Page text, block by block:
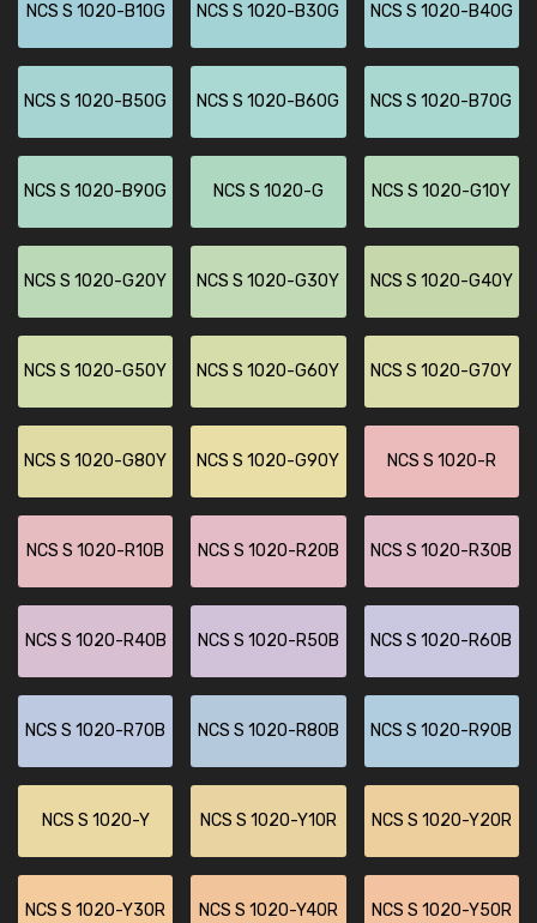
NCS S 1020-B10G NCS S 1020-B30G NCS S 1020-B40G
NCS S 1020-B50G NCS S 1020-B60G NCS S 1020-B70G
NCS S 1020-B90G NCS S 1020-G NCS S 1020-G10Y
NCS S 1020-G20Y NCS S 1020-G30Y NCS S 1020-G40Y
NCS S 1020-G50Y NCS S 1020-G60Y NCS S 1020-G70Y
NCS S 1020-G80Y NCS S 1020-G90Y NCS S 1020-R
NCS S 1020-R10B NCS S 1020-R20B NCS S 1020-R30B
NCS S 1020-R40B NCS S 1020-R50B NCS S 1020-R60B
NCS S 1020-R70B NCS S 1020-R80B NCS S 1020-R90B
NCS S 1020-Y NCS S 1020-Y10R NCS S 1020-Y20R
NCS S 1020-Y30R NCS S 1020-Y40R NCS S 1020-Y50R